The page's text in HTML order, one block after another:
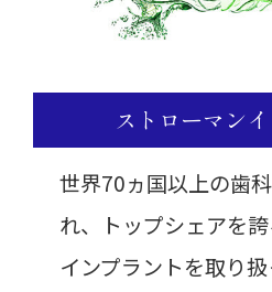
ストローマン
世界70ヵ国以上の歯
れ、トップシェアを
インプラントを取り